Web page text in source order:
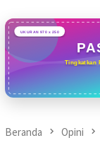
UKURAN 970 x 250
Tingkatkan
Beranda Opini